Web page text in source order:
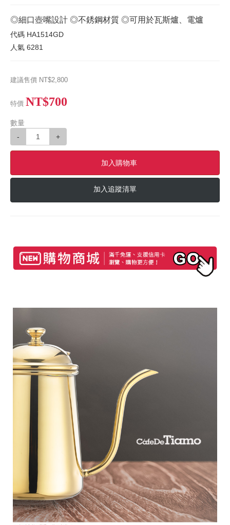
◎細口壺嘴設計 ◎不銹鋼材質 ◎可用於瓦斯爐、電爐
代碼 HA1514GD
人氣 6281
建議售價 NT$2,800
特價 NT$700
數量
-
+
加入購物車
加入追蹤清單